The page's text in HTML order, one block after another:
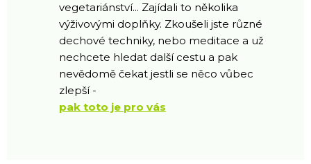
vegetariánství... Zajídali to několika
výživovými doplňky. Zkoušeli jste různé
dechové techniky, nebo meditace a už
nechcete hledat další cestu a pak
nevědomě čekat jestli se něco vůbec
zlepší -
pak toto je pro vás